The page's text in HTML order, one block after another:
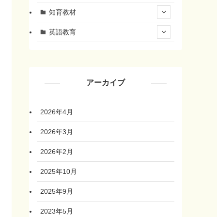
知育教材
英語教育
アーカイブ
2026年4月
2026年3月
2026年2月
2025年10月
2025年9月
2023年5月